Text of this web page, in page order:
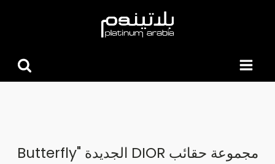
البحث
مجموعة حقائب DIOR الجديدة "Butterfly